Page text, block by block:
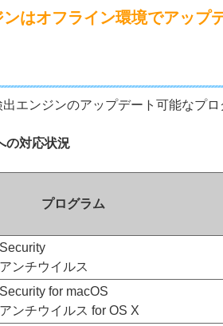
はオフライン環境でアップ
エンジンのアップデート可能なプロ
の対応状況
プログラム
ンチウイルス
for macOS
ンチウイルス for OS X